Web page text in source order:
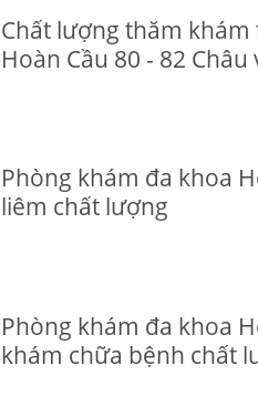
Chất lượng thăm
Hoàn Cầu 80 - 82 Châu
Phòng khám đa khoa
liêm chất lượng
Phòng khám đa khoa
khám chữa bệnh chất